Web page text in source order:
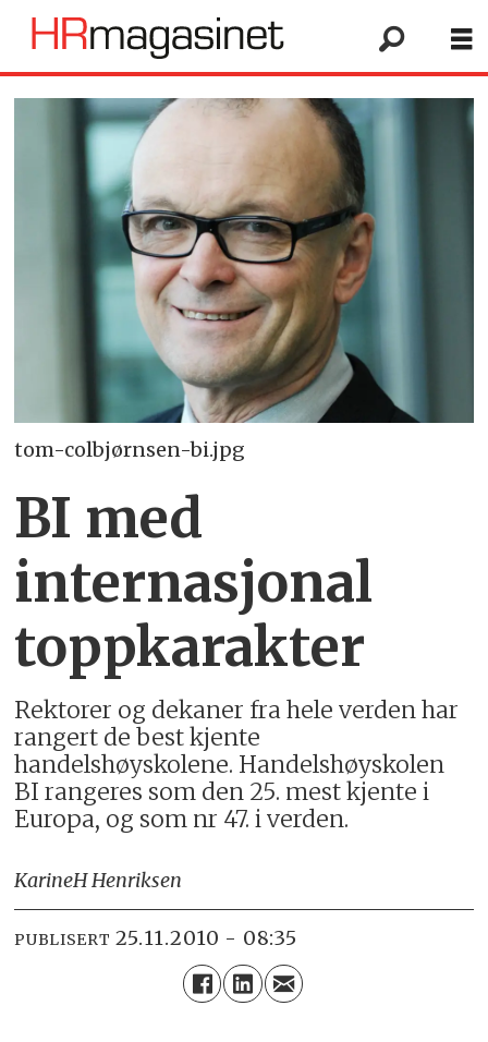
tom-colbjørnsen-bi.jpg
BI med
internasjonal
toppkarakter
Rektorer og dekaner fra hele verden har
rangert de best kjente
handelshøyskolene. Handelshøyskolen
BI rangeres som den 25. mest kjente i
Europa, og som nr 47. i verden.
KarineH Henriksen
PUBLISERT 25.11.2010 - 08:35